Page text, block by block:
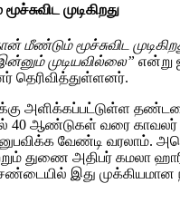
முடிகிறது
மீண்டும் மூச்சுவிட
முடியவில்லை” என்று
தெரிவித்துள்ளனர்.
அளிக்கப்பட்டுள்ள
40 ஆண்டுகள் வரை
வேண்டி வரலாம்.
துணை அதிபர் கமலா
சண்டையில் இது முக்கியமான